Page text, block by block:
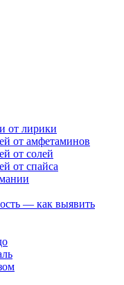
от лирики
от амфетаминов
от солей
от спайса
— как выявить